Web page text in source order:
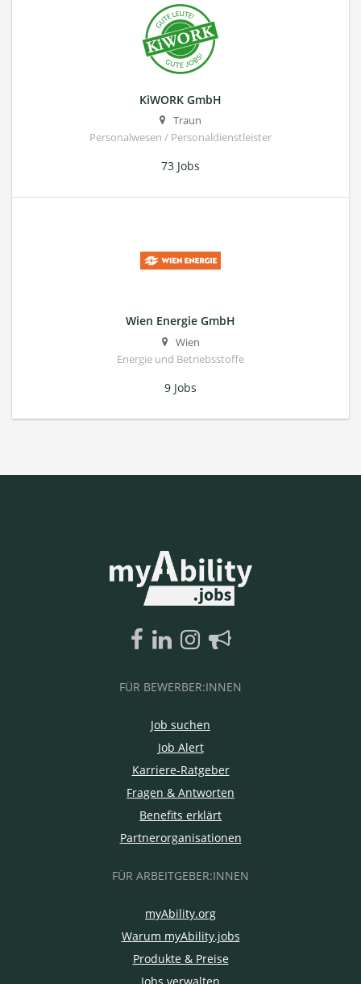
KiWORK GmbH
Traun
Personalwesen / Personaldienstleister
73 Jobs
Wien Energie GmbH
Wien
Energie und Betriebsstoffe
9 Jobs
FÜR BEWERBER:INNEN
Job suchen
Job Alert
Karriere-Ratgeber
Fragen & Antworten
Benefits erklärt
Partnerorganisationen
FÜR ARBEITGEBER:INNEN
myAbility.org
Warum myAbility.jobs
Produkte & Preise